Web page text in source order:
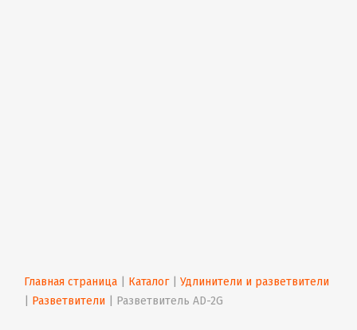
Главная страница Каталог | Удлинители и разветвители
Разветвители Разветвитель AD-2G